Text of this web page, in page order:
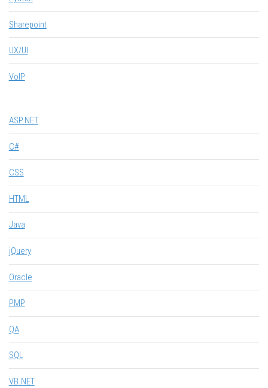
Sharepoint
UX/UI
VoIP
ASP.NET
C#
CSS
HTML
Java
jQuery
Oracle
PMP
QA
SQL
VB.NET